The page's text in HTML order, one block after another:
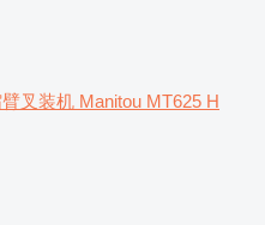
叉装机 Manitou MT625 H